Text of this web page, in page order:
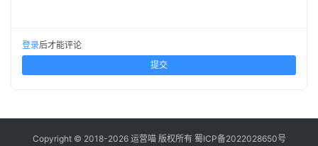
登录后才能评论
提交
Copyright © 2018-2026 运营喵 版权所有 蜀ICP备2022028650号